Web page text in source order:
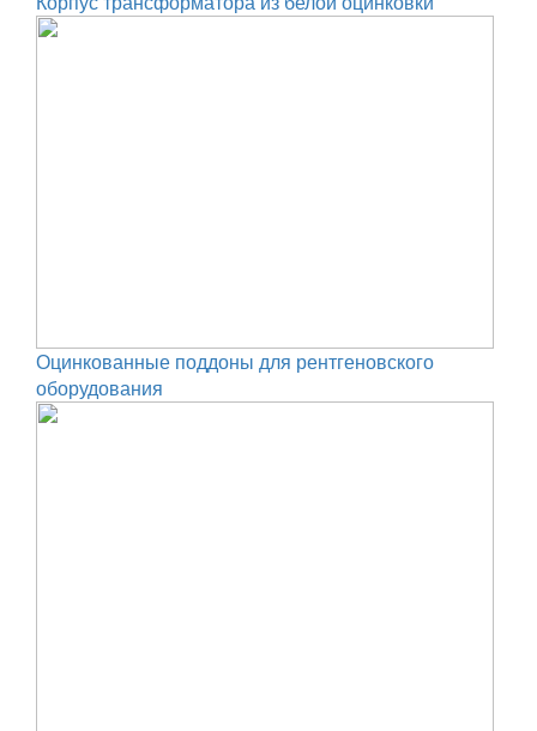
Оцинкованные поддоны для рентгеновского
оборудования